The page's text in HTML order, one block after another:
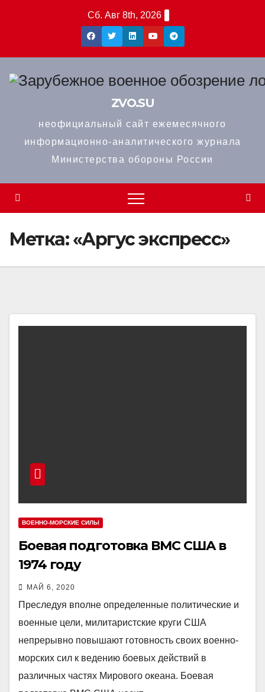
Сб. Авг 8th, 2026
ZVO.SU
неофициальный сайт ежемесячного
информационно-аналитического журнала
Министерства обороны России
Метка:«Аргус экспресс»
ВОЕННО-МОРСКИЕ СИЛЫ
Боевая подготовка ВМС США в
1974 году
МАЙ 6, 2020
Преследуя вполне определенные политические и
военные цели, милитаристские круги США
непрерывно повышают готовность своих военно-
морских сил к ведению боевых действий в
различных частях Мирового океана. Боевая